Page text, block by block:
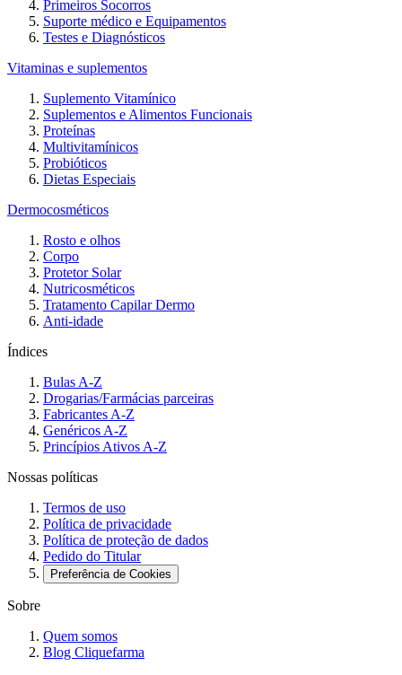
Primeiros Socorros
Suporte médico e Equipamentos
Testes e Diagnósticos
Vitaminas e suplementos
Suplemento Vitamínico
Suplementos e Alimentos Funcionais
Proteínas
Multivitamínicos
Probióticos
Dietas Especiais
Dermocosméticos
Rosto e olhos
Corpo
Protetor Solar
Nutricosméticos
Tratamento Capilar Dermo
Anti-idade
Índices
Bulas A-Z
Drogarias/Farmácias parceiras
Fabricantes A-Z
Genéricos A-Z
Princípios Ativos A-Z
Nossas políticas
Termos de uso
Política de privacidade
Política de proteção de dados
Pedido do Titular
Preferência de Cookies
Sobre
Quem somos
Blog Cliquefarma